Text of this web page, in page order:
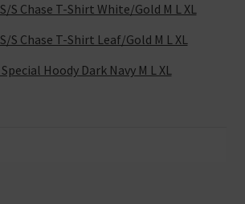
S Chase T-Shirt White/Gold M L XL
S Chase T-Shirt Leaf/Gold M L XL
Hoody Dark Navy M L XL